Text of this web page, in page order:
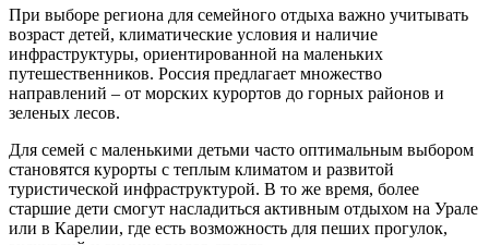
При выборе региона для семейного отдыха важно учитывать
возраст детей, климатические условия и наличие
инфраструктуры, ориентированной на маленьких
путешественников. Россия предлагает множество
направлений – от морских курортов до горных районов и
зеленых лесов.
Для семей с маленькими детьми часто оптимальным выбором
становятся курорты с теплым климатом и развитой
туристической инфраструктурой. В то же время, более
старшие дети смогут насладиться активным отдыхом на Урале
или в Карелии, где есть возможность для пеших прогулок,